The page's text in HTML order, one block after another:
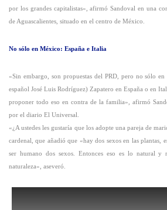
por los grandes capitalistas», afirmó Sandoval en una
de Aguascalientes, situado en el centro de México.
No sólo en México: España e Italia
«Sin embargo, son propuestas del PRD, pero no sólo
español José Luis Rodríguez) Zapatero en España o en
proponer todo eso en contra de la familia», afirmó
por el diario El Universal.
«¿A ustedes les gustaría que los adopte una pareja de
cardenal, que añadió que «hay dos sexos en las plantas,
ser humano dos sexos. Entonces eso es lo natural
naturaleza», aseveró.